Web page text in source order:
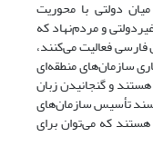
دولتی با محوریت
و مردم‌نهاد که
فعالیت می‌کنند،
سازمان‌های منطقه‌ای
و گنجانیدن زبان
تأسیس سازمان‌های
که می‌توان برای